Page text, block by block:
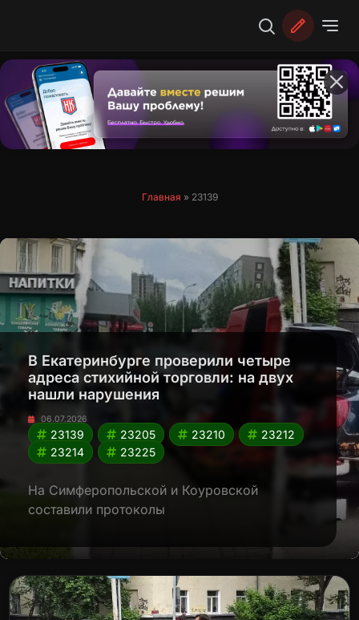
Главная » 23139
В Екатеринбурге проверили четыре
адреса стихийной торговли: на двух
нашли нарушения
06.07.2026
23139 23205 23210
23212
23214
23225
На Симферопольской и Коуровской
составили протоколы